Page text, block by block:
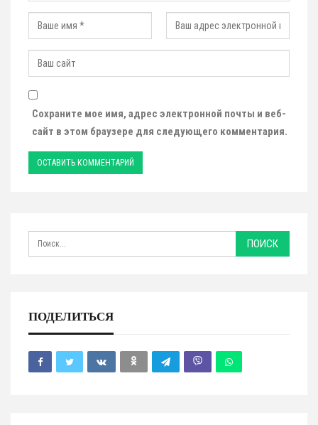
Сохраните мое имя, адрес электронной почты и веб-
сайт в этом браузере для следующего комментария.
ПОДЕЛИТЬСЯ